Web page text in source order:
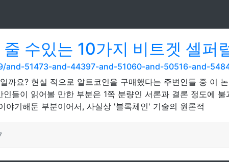
수있는 10가지 비트겟 셀퍼
51473-and-44397-and-51060-and-50516-and-
까요? 현실 적으로 알트코인을 구매했다는 주변인들 중 이
들이 읽어볼 만한 부분은 1쪽 분량인 서론과 결론 정도에
야기해둔 부분이어서, 사실상 '블록체인' 기술의 원론적